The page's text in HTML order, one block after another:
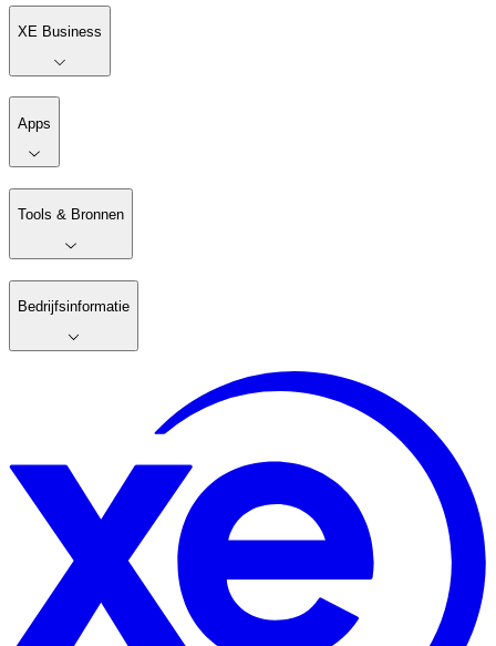
XE Business
Apps
Tools & Bronnen
Bedrijfsinformatie